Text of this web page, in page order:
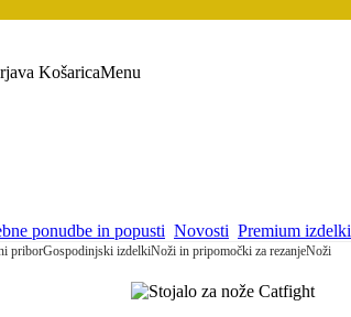
KošaricaMenu
ponudbe in popusti Novosti Premium izdelki
priborGospodinjski izdelkiNoži in pripomočki za rezanjeNoži